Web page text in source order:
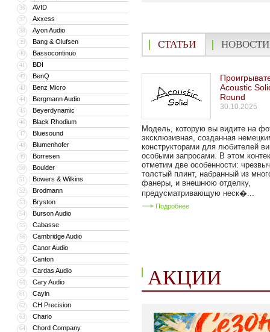
36 AVID
37 Axxess
38 Ayon Audio
39 Bang & Olufsen
40 Bassocontinuo
41 BDI
42 BenQ
43 Benz Micro
44 Bergmann Audio
45 Beyerdynamic
46 Black Rhodium
47 Bluesound
48 Blumenhofer
49 Borresen
50 Boulder
51 Bowers & Wilkins
52 Brodmann
53 Bryston
54 Burson Audio
55 Cabasse
56 Cambridge Audio
57 Canor Audio
58 Canton
59 Cardas Audio
60 Cary Audio
61 Cayin
62 CH Precision
63 Chario
64 Chord Company
СТАТЬИ НОВОСТИ
Acoustic
Round
30.10.2025
Модель, которую вы видите на
эксклюзивная, созданная
конструкторами для любителей
особыми запросами. В этом
отметим две особенности:
толстый плинт, набранный из
фанеры, и внешнюю отделку,
предусматривающую неск�...
Подробнее
АКЦИИ